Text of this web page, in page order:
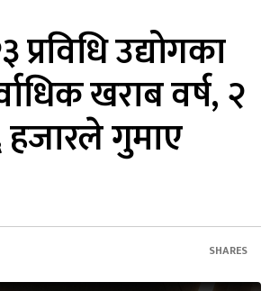
उद्योगका
खराब वर्ष, २
गुमाए
SHARES